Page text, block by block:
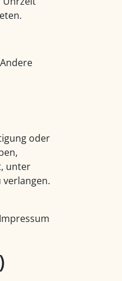
oder
unter